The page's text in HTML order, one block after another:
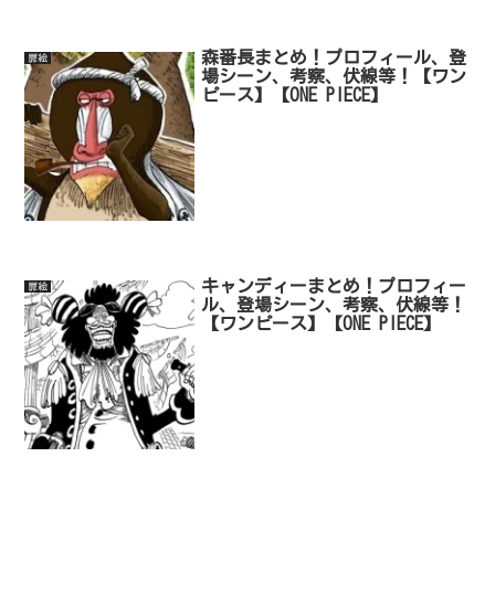
扉絵
森番長まとめ！プロフィール、登
場シーン、考察、伏線等！【ワン
ピース】【ONE PIECE】
扉絵
キャンディーまとめ！プロフィー
ル、登場シーン、考察、伏線等！
【ワンピース】【ONE PIECE】